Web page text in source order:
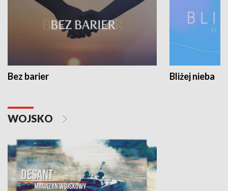
Bez barier Bliżej nieba
WOJSKO